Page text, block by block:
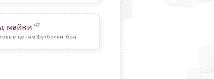
майки 47
ценам Футболки, бра.